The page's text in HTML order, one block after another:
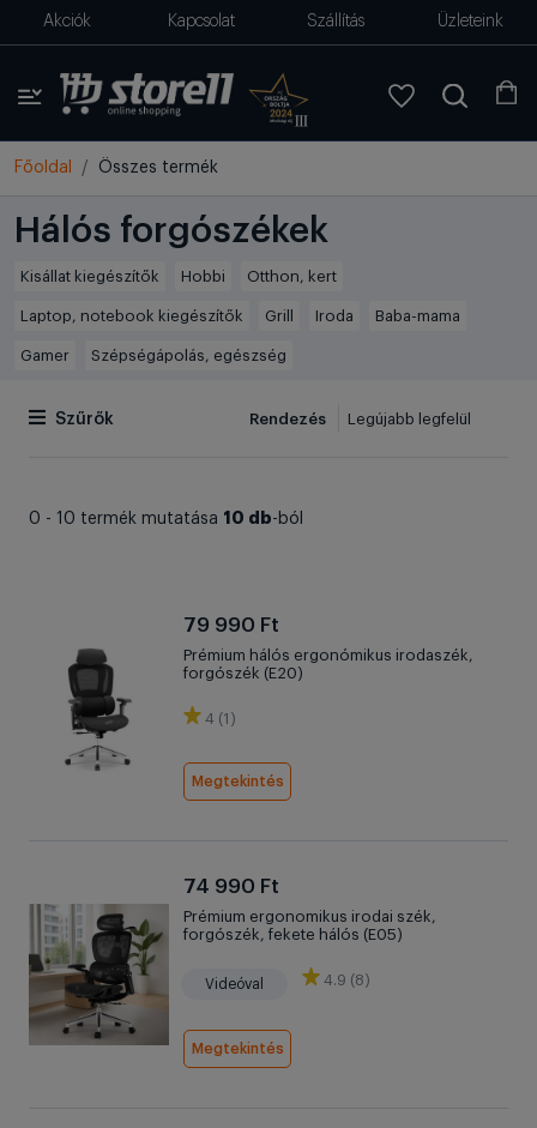
Akciók Kapcsolat Szállítás Üzleteink
Főoldal Összes termék
Hálós forgószékek
Kisállat kiegészítők Hobbi Otthon, kert
Laptop, notebook kiegészítők Grill Iroda Baba-mama
Gamer Szépségápolás, egészség
Szűrők Rendezés
0 - 10 termék mutatása 10 db-ból
79 990 Ft
Prémium hálós ergonómikus irodaszék,
forgószék (E20)
4 (1)
Megtekintés
74 990 Ft
Prémium ergonomikus irodai szék,
forgószék, fekete hálós (E05)
Videóval 4.9 (8)
Megtekintés